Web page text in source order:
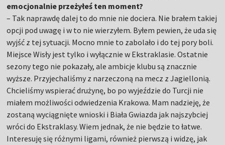
emocjonalnie przeżyłeś ten moment?
– Tak naprawdę dalej to do mnie nie dociera. Nie brałem takiej
opcji pod uwagę i w to nie wierzyłem. Byłem pewien, że uda się
wyjść z tej sytuacji. Mocno mnie to zabolało i do tej pory boli.
Miejsce Wisły jest tylko i wyłącznie w Ekstraklasie. Ostatnie
sezony tego nie pokazały, ale ambicje klubu są znacznie
wyższe. Przyjechaliśmy z narzeczoną na mecz z Jagiellonią.
Chcieliśmy wspierać drużynę, bo po wyjeździe do Turcji nie
miałem możliwości odwiedzenia Krakowa. Mam nadzieję, że
zostaną wyciągnięte wnioski i Biała Gwiazda jak najszybciej
wróci do Ekstraklasy. Wiem jednak, że nie będzie to łatwe.
Interesuję się różnymi ligami, również pierwszą i widzę, jak